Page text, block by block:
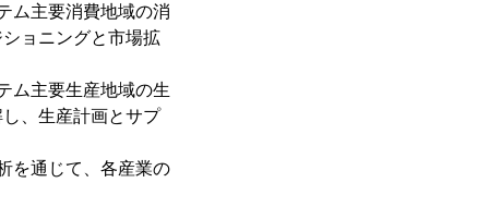
ム主要消費地域の消
ョニングと市場拡
ム主要生産地域の生
、生産計画とサプ
を通じて、各産業の